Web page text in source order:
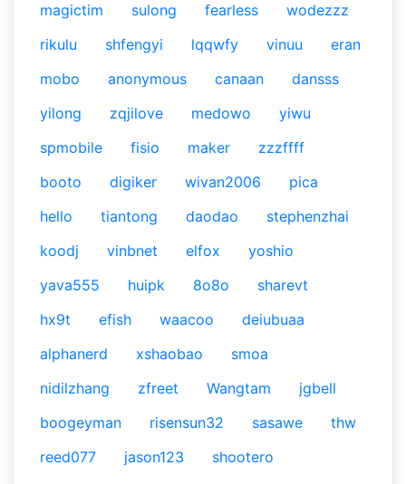
magictim
sulong fearless
wodezzz
rikulu
shfengyi lqqwfy vinuu
eran
mobo
anonymous canaan
dansss
yilong
zqjilove medowo
yiwu
spmobile
fisio maker
zzzffff
booto
digiker wivan2006
pica
hello
tiantong daodao
stephenzhai
koodj
vinbnet elfox
yoshio
yava555
huipk 8o8o
sharevt
hx9t
efish waacoo
deiubuaa
alphanerd
xshaobao
smoa
nidilzhang
zfreet Wangtam
jgbell
boogeyman
risensun32 sasawe
thw
reed077
jason123
shootero